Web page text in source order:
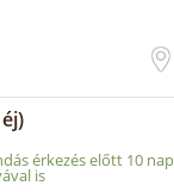
érkezés előtt 10
is